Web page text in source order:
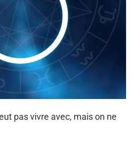
pas vivre avec, mais on ne